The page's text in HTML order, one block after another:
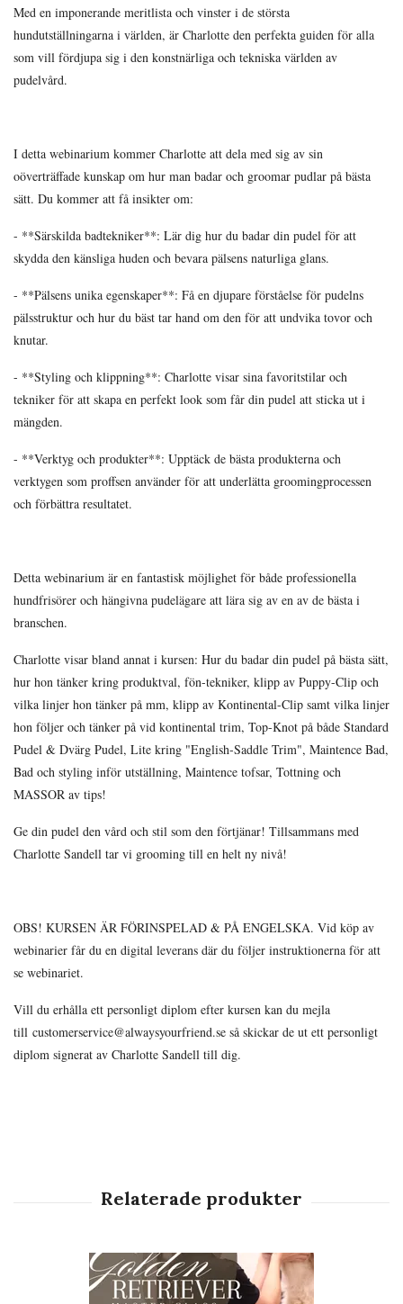
Med en imponerande meritlista och vinster i de största
hundutställningarna i världen, är Charlotte den perfekta guiden för alla
som vill fördjupa sig i den konstnärliga och tekniska världen av
pudelvård.
I detta webinarium kommer Charlotte att dela med sig av sin
oöverträffade kunskap om hur man badar och groomar pudlar på bästa
sätt. Du kommer att få insikter om:
- **Särskilda badtekniker**: Lär dig hur du badar din pudel för att
skydda den känsliga huden och bevara pälsens naturliga glans.
- **Pälsens unika egenskaper**: Få en djupare förståelse för pudelns
pälsstruktur och hur du bäst tar hand om den för att undvika tovor och
knutar.
- **Styling och klippning**: Charlotte visar sina favoritstilar och
tekniker för att skapa en perfekt look som får din pudel att sticka ut i
mängden.
- **Verktyg och produkter**: Upptäck de bästa produkterna och
verktygen som proffsen använder för att underlätta groomingprocessen
och förbättra resultatet.
Detta webinarium är en fantastisk möjlighet för både professionella
hundfrisörer och hängivna pudelägare att lära sig av en av de bästa i
branschen.
Charlotte visar bland annat i kursen: Hur du badar din pudel på bästa sätt,
hur hon tänker kring produktval, fön-tekniker, klipp av Puppy-Clip och
vilka linjer hon tänker på mm, klipp av Kontinental-Clip samt vilka linjer
hon följer och tänker på vid kontinental trim, Top-Knot på både Standard
Pudel & Dvärg Pudel, Lite kring "English-Saddle Trim", Maintence Bad,
Bad och styling inför utställning, Maintence tofsar, Tottning och
MASSOR av tips!
Ge din pudel den vård och stil som den förtjänar! Tillsammans med
Charlotte Sandell tar vi grooming till en helt ny nivå!
OBS! KURSEN ÄR FÖRINSPELAD & PÅ ENGELSKA. Vid köp av
webinarier får du en digital leverans där du följer instruktionerna för att
se webinariet.
Vill du erhålla ett personligt diplom efter kursen kan du mejla
till customerservice@alwaysyourfriend.se så skickar de ut ett personligt
diplom signerat av Charlotte Sandell till dig.